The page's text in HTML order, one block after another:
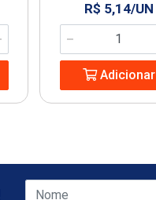
R$ 5,14/UN
Adicionar